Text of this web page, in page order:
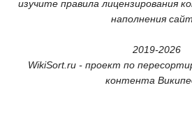
изучите правила лицензирования
наполнения
2019-2026
WikiSort.ru - проект по
контента